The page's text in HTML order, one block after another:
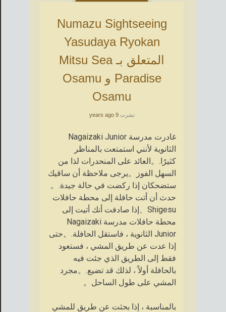
Numazu Sightseeing
Yasudaya Ryokan
المتعلق بـ Mitsu Sea
Paradise و Osamu
Osamu
نشرت9 years ago
غادرت مدرسة Nagaizaki Junior
الثانوية لأنني استمتعت بالمناظر
كثيرًا.。العائد على المنحدرات لذا من
السهل الفوز。يرجى ملاحظة أن ساقيك
ستضحكان إذا ركضت في حالة جيدة.。
حدث أن أتت حافلة إلى محطة حافلات
Shigesu、إذا صادفت أنك أتيت إلى
محطة حافلات مدرسة Nagaizaki
Junior الثانوية ، فاستقل الحافلة.。حتى
إذا عدت عن طريق المشي ، فستعود
فقط إلى الطريق الذي جئت فيه
بالحافلة أولاً ، لذلك قد تضيع.。مجرد
المشي على طول الساحل。
بالمناسبة ، إذا بحثت عن طريق للمشي